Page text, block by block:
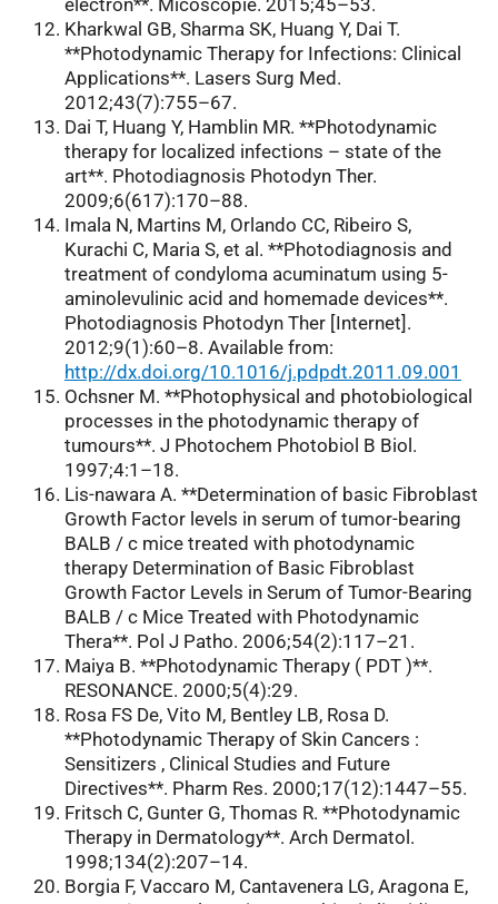
electron**. Micoscopie. 2015;45–53.
Kharkwal GB, Sharma SK, Huang Y, Dai T.
**Photodynamic Therapy for Infections: Clinical
Applications**. Lasers Surg Med.
2012;43(7):755–67.
Dai T, Huang Y, Hamblin MR. **Photodynamic
therapy for localized infections – state of the
art**. Photodiagnosis Photodyn Ther.
2009;6(617):170–88.
Imala N, Martins M, Orlando CC, Ribeiro S,
Kurachi C, Maria S, et al. **Photodiagnosis and
treatment of condyloma acuminatum using 5-
aminolevulinic acid and homemade devices**.
Photodiagnosis Photodyn Ther [Internet].
2012;9(1):60–8. Available from:
http://dx.doi.org/10.1016/j.pdpdt.2011.09.001
Ochsner M. **Photophysical and photobiological
processes in the photodynamic therapy of
tumours**. J Photochem Photobiol B Biol.
1997;4:1–18.
Lis-nawara A. **Determination of basic Fibroblast
Growth Factor levels in serum of tumor-bearing
BALB / c mice treated with photodynamic
therapy Determination of Basic Fibroblast
Growth Factor Levels in Serum of Tumor-Bearing
BALB / c Mice Treated with Photodynamic
Thera**. Pol J Patho. 2006;54(2):117–21.
Maiya B. **Photodynamic Therapy ( PDT )**.
RESONANCE. 2000;5(4):29.
Rosa FS De, Vito M, Bentley LB, Rosa D.
**Photodynamic Therapy of Skin Cancers :
Sensitizers , Clinical Studies and Future
Directives**. Pharm Res. 2000;17(12):1447–55.
Fritsch C, Gunter G, Thomas R. **Photodynamic
Therapy in Dermatology**. Arch Dermatol.
1998;134(2):207–14.
Borgia F, Vaccaro M, Cantavenera LG, Aragona E,